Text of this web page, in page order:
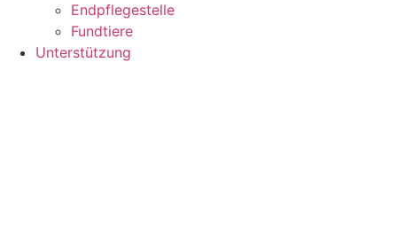
Endpflegestelle
Fundtiere
Unterstützung